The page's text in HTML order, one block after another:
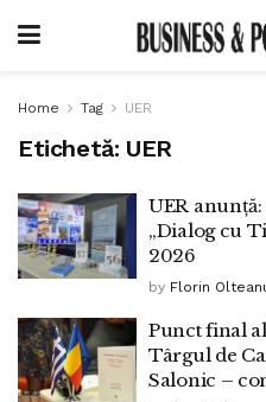
Home Tag UER
Etichetă: UER
UER
„Dialog cu
2026
by Florin
Punct final
Târgul de
Salonic –